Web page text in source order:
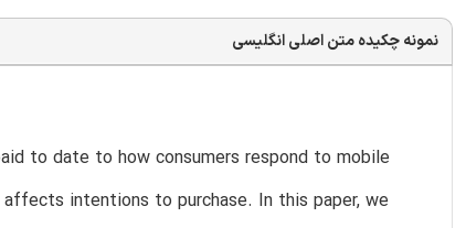
نمونه چکیده متن اصلی انگلیسی
to date to how consumers respond to mobile
intentions to purchase. In this paper, we